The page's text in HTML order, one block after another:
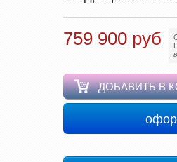
759 900 руб
ДОБАВИТЬ В